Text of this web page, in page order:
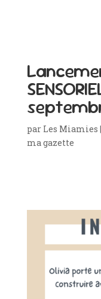
par Les Miamies |
ma gazette